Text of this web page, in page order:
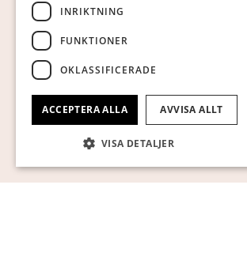
Personuppgiftspolicy
Visa cookies
INRIKTNING
FUNKTIONER
OKLASSIFICERADE
ACCEPTERA ALLA AVVISA ALLT
VISA DETALJER